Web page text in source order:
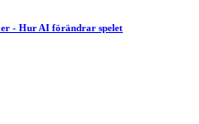
- Hur AI förändrar spelet